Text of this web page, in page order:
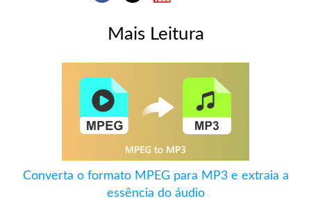
Mais Leitura
Converta o formato MPEG para MP3 e extraia a
essência do áudio